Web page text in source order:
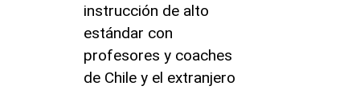
instrucción de alto
estándar con
profesores y coaches
de Chile y el extranjero